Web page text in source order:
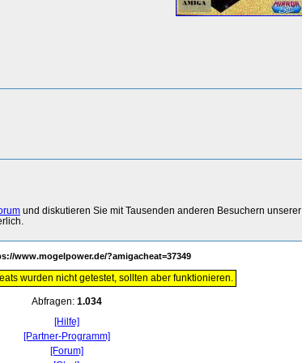
und diskutieren Sie mit Tausenden anderen Besuchern unserer
www.mogelpower.de/?amigacheat=37349
wurden nicht getestet, sollten aber funktionieren.
Abfragen: 1.034
[Hilfe]
[Partner-Programm]
[Forum]